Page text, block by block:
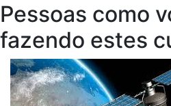
Pessoas como
fazendo estes